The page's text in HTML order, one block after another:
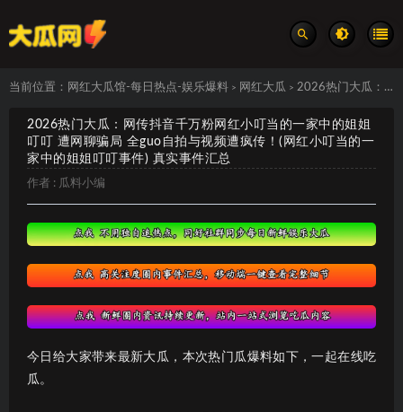
当前位置： 网红大瓜馆-每日热点-娱乐爆料 > 网红大瓜 > 2026热门大瓜：网传抖音千万粉网红小叮当的一家中的姐姐叮叮 遭网聊骗局 全guo自拍与视频遭疯传！(网红小叮当的一家中的姐姐叮叮事件) 真实事件汇总
2026热门大瓜：网传抖音千万粉网红小叮当的一家中的姐姐
叮叮 遭网聊骗局 全guo自拍与视频遭疯传！(网红小叮当的一
家中的姐姐叮叮事件) 真实事件汇总
作者 : 瓜料小编
今日给大家带来最新大瓜，本次热门瓜爆料如下，一起在线吃
瓜。